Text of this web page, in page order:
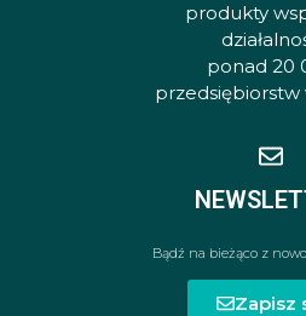
produkty
ponad 20
przedsiębiorstw
Bądź na bieżąco z
Zapisz